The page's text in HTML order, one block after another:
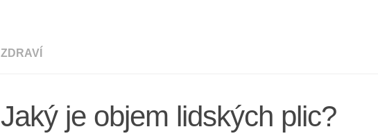
ZDRAVÍ
Jaký je objem lidských plic?